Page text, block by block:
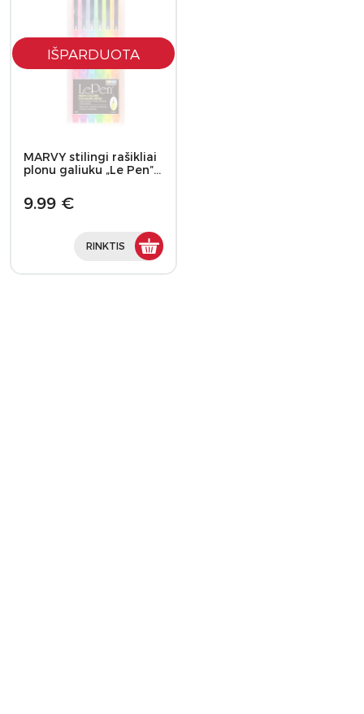
IŠPARDUOTA
MARVY stilingi rašikliai
plonu galiuku „Le Pen”…
9.99 €
RINKTIS